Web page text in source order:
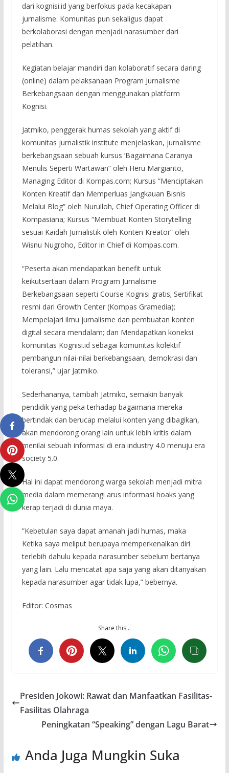
dari kognisi.id yang berfokus pada kecakapan
jurnalisme. Komunitas pun sekaligus dapat
berkolaborasi dengan menjadi narasumber dari
pelatihan.
Kegiatan belajar mandiri dan kolaboratif secara daring
(online) dalam pelaksanaan Program Jurnalisme
Berkebangsaan dengan menggunakan platform
Kognisi.
Jatmiko, penggerak humas sekolah yang aktif di
komunitas jurnalistik institute menjelaskan, jurnalisme
berkebangsaan sebuah kursus ‘Bagaimana Caranya
Menulis Seperti Wartawan” oleh Heru Margianto,
Managing Editor di Kompas.com; Kursus “Menciptakan
Konten Kreatif dan Memperluas Jangkauan Bisnis
Melalui Blog” oleh Nurulloh, Chief Operating Officer di
Kompasiana; Kursus “Membuat Konten Storytelling
sesuai Kaidah Jurnalistik oleh Konten Kreator” oleh
Wisnu Nugroho, Editor in Chief di Kompas.com.
“Peserta akan mendapatkan benefit untuk
keikutsertaan dalam Program Jurnalisme
Berkebangsaan seperti Course Kognisi gratis; Sertifikat
resmi dari Growth Center (Kompas Gramedia);
Mempelajari ilmu jurnalisme dan pembuatan konten
digital secara mendalam; dan Mendapatkan koneksi
komunitas Kognisi.id sebagai komunitas kolektif
pembangun nilai-nilai berkebangsaan, demokrasi dan
toleransi,” ujar Jatmiko.
Sederhananya, tambah Jatmiko, semakin banyak
pendidik yang peka terhadap bagaimana mereka
bertindak dan berucap melalui konten yang dibagikan,
akan mendorong orang lain untuk lebih kritis dalam
menilai sebuah informasi di era industry 4.0 menuju era
society 5.0.
Hal ini dapat mendorong warga sekolah menjadi mitra
media dalam memerangi arus informasi hoaks yang
kerap terjadi di dunia maya.
”Kebetulan saya dapat amanah jadi humas, maka
Ketika saya meliput berupaya memperkenalkan diri
terlebih dahulu kepada narasumber sebelum bertanya
yang lain. Lalu mencatat apa saja yang akan ditanyakan
kepada narasumber agar tidak lupa,” bebernya.
Editor: Cosmas
Share this…
Presiden Jokowi: Rawat dan Manfaatkan Fasilitas-
Fasilitas Olahraga
Peningkatan “Speaking” dengan Lagu Barat
Anda Juga Mungkin Suka